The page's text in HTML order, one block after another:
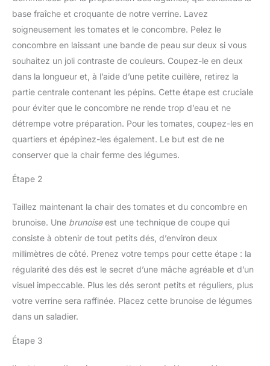
base fraîche et croquante de notre verrine. Lavez
soigneusement les tomates et le concombre. Pelez le
concombre en laissant une bande de peau sur deux si vous
souhaitez un joli contraste de couleurs. Coupez-le en deux
dans la longueur et, à l’aide d’une petite cuillère, retirez la
partie centrale contenant les pépins. Cette étape est cruciale
pour éviter que le concombre ne rende trop d’eau et ne
détrempe votre préparation. Pour les tomates, coupez-les en
quartiers et épépinez-les également. Le but est de ne
conserver que la chair ferme des légumes.
Étape 2
Taillez maintenant la chair des tomates et du concombre en
brunoise. Une brunoiseest une technique de coupe qui
consiste à obtenir de tout petits dés, d’environ deux
millimètres de côté. Prenez votre temps pour cette étape : la
régularité des dés est le secret d’une mâche agréable et d’un
visuel impeccable. Plus les dés seront petits et réguliers, plus
votre verrine sera raffinée. Placez cette brunoise de légumes
dans un saladier.
Étape 3